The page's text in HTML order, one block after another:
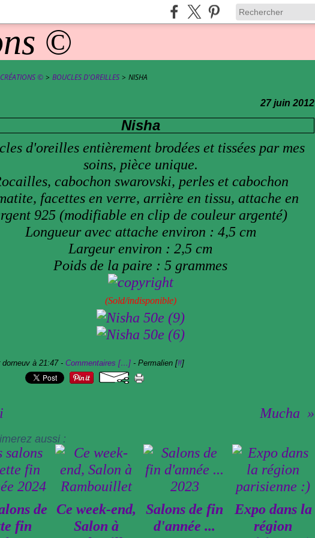
© > BOUCLES D'OREILLES > NISHA
27 juin 2012
Nisha
d'oreilles entièrement brodées et tissées par mes
soins, pièce unique.
cabochon swarovski, perles et cabochon
facettes en verre, arrière en tissu, attache en
925 (modifiable en clip de couleur argenté)
Longueur avec attache environ : 4,5 cm
Largeur environ : 2,5 cm
Poids de la paire : 5 grammes
(Sold/indisponible)
à 21:47 - Commentaires [… ] - Permalien [#]
Mucha
aussi :
de
fin
Ce week-end,
Salon à
Salons de fin
d'année ...
Expo dans la
région